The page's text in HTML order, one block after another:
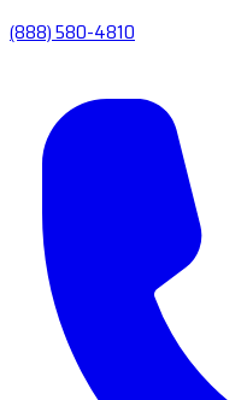
(888) 580-4810